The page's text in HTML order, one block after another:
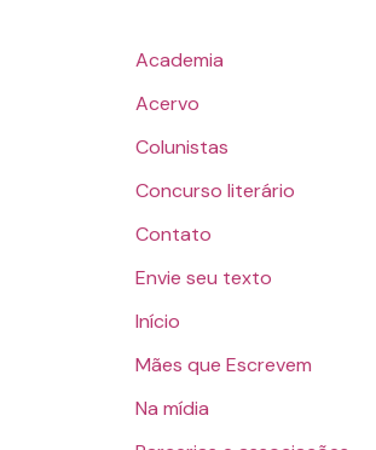
Academia
Acervo
Colunistas
Concurso literário
Contato
Envie seu texto
Início
Mães que Escrevem
Na mídia